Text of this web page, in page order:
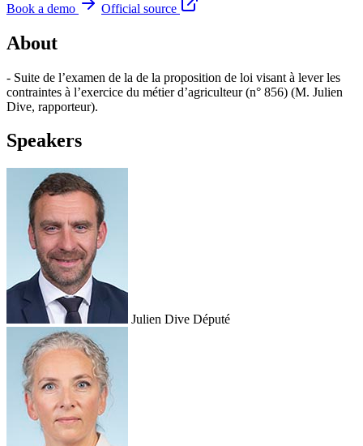
Book a demo
Official source
About
- Suite de l’examen de la de la proposition de loi visant à lever les
contraintes à l’exercice du métier d’agriculteur (n° 856) (M. Julien
Dive, rapporteur).
Speakers
Julien Dive Député